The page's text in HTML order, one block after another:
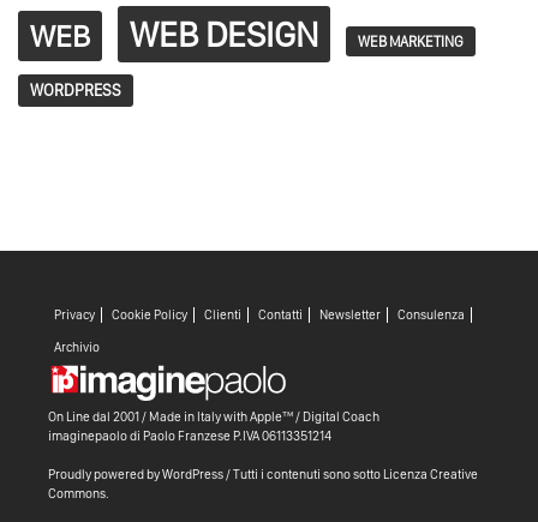
WEB WEB DESIGN WEB MARKETING
WORDPRESS
Privacy Cookie Policy Clienti Contatti Newsletter Consulenza
Archivio
On Line dal 2001 / Made in Italy withApple™ / Digital Coach
imaginepaolo di Paolo Franzese P.IVA 06113351214
Proudly powered by WordPress/ Tutti i contenuti sono sotto Licenza Creative
Commons.